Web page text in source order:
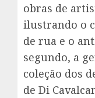
obras de
ilustrando o
de rua e o
segundo, a
coleção dos
de Di